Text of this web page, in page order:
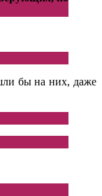
бы на них, даже